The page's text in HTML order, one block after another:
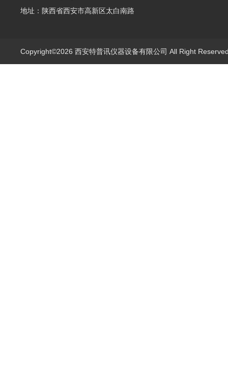
地址：陕西省西安市高新区太白南路
Copyright©2026 西安特普讯仪器设备有限公司 All Right